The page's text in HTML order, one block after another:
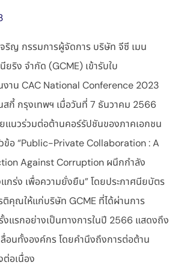
กรรมการผู้จัดการ บริษัท จีซี เมน
ยริง จำกัด (GCME) เข้ารับใบ
งาน CAC National Conference 2023
กี้ กรุงเทพฯ เมื่อวันที่ 7 ธันวาคม 2566
แนวร่วมต่อต้านคอร์รัปชันของภาคเอกชน
ข้อ “Public-Private Collaboration : A
Against Corruption ผนึกกำลัง
กร่ง เพื่อความยั่งยืน” โดยประกาศนียบัตร
ติคุณให้แก่บริษัท GCME ที่ได้ผ่านการ
งแรกอย่างเป็นทางการในปี 2566 แสดงถึง
อนทั้งองค์กร โดยคำนึงถึงการต่อต้าน
อเนื่อง